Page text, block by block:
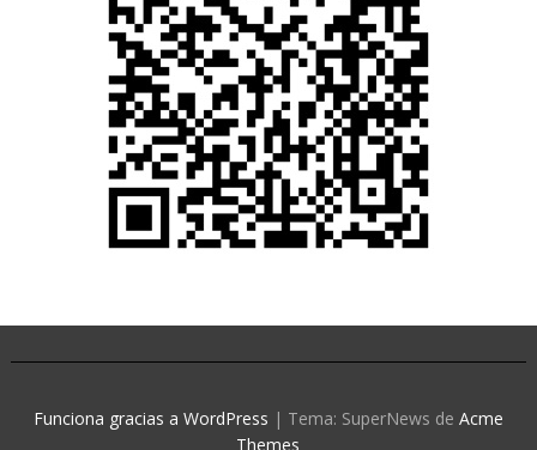
Funciona gracias a WordPress | Tema: SuperNews de Acme
Themes